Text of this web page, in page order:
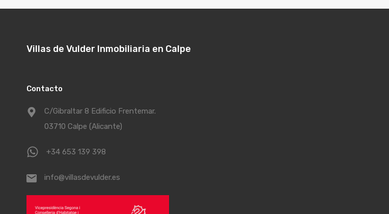
Villas de Vulder Inmobiliaria en Calpe
Contacto
C/Gibraltar 8 Edificio Frentemar.
03710 Calpe (Alicante)
+34 653 139 398
info@villasdevulder.es